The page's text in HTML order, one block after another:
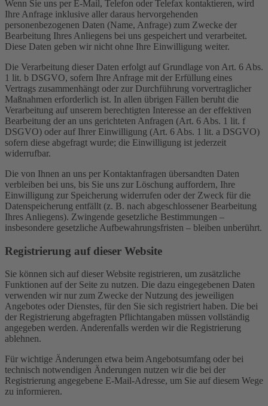
Wenn Sie uns per E-Mail, Telefon oder Telefax kontaktieren, wird
Ihre Anfrage inklusive aller daraus hervorgehenden
personenbezogenen Daten (Name, Anfrage) zum Zwecke der
Bearbeitung Ihres Anliegens bei uns gespeichert und verarbeitet.
Diese Daten geben wir nicht ohne Ihre Einwilligung weiter.
Die Verarbeitung dieser Daten erfolgt auf Grundlage von Art. 6 Abs.
1 lit. b DSGVO, sofern Ihre Anfrage mit der Erfüllung eines
Vertrags zusammenhängt oder zur Durchführung vorvertraglicher
Maßnahmen erforderlich ist. In allen übrigen Fällen beruht die
Verarbeitung auf unserem berechtigten Interesse an der effektiven
Bearbeitung der an uns gerichteten Anfragen (Art. 6 Abs. 1 lit. f
DSGVO) oder auf Ihrer Einwilligung (Art. 6 Abs. 1 lit. a DSGVO)
sofern diese abgefragt wurde; die Einwilligung ist jederzeit
widerrufbar.
Die von Ihnen an uns per Kontaktanfragen übersandten Daten
verbleiben bei uns, bis Sie uns zur Löschung auffordern, Ihre
Einwilligung zur Speicherung widerrufen oder der Zweck für die
Datenspeicherung entfällt (z. B. nach abgeschlossener Bearbeitung
Ihres Anliegens). Zwingende gesetzliche Bestimmungen –
insbesondere gesetzliche Aufbewahrungsfristen – bleiben unberührt.
Registrierung auf dieser Website
Sie können sich auf dieser Website registrieren, um zusätzliche
Funktionen auf der Seite zu nutzen. Die dazu eingegebenen Daten
verwenden wir nur zum Zwecke der Nutzung des jeweiligen
Angebotes oder Dienstes, für den Sie sich registriert haben. Die bei
der Registrierung abgefragten Pflichtangaben müssen vollständig
angegeben werden. Anderenfalls werden wir die Registrierung
ablehnen.
Für wichtige Änderungen etwa beim Angebotsumfang oder bei
technisch notwendigen Änderungen nutzen wir die bei der
Registrierung angegebene E-Mail-Adresse, um Sie auf diesem Wege
zu informieren.